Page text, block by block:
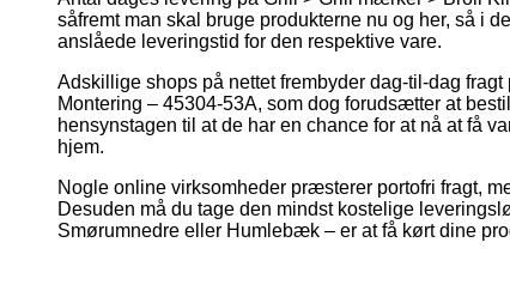
såfremt man skal bruge produkterne nu og her, så i
anslåede leveringstid for den respektive vare.
Adskillige shops på nettet frembyder dag-til-dag
Montering – 45304-53A, som dog forudsætter at
hensynstagen til at de har en chance for at nå at få
hjem.
Nogle online virksomheder præsterer portofri fragt,
Desuden må du tage den mindst kostelige
Smørumnedre eller Humlebæk – er at få kørt dine